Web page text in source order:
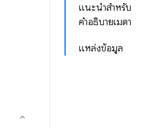
แนะนำสำหรับ
คำอธิบายเมตา
แหล่งข้อมูล